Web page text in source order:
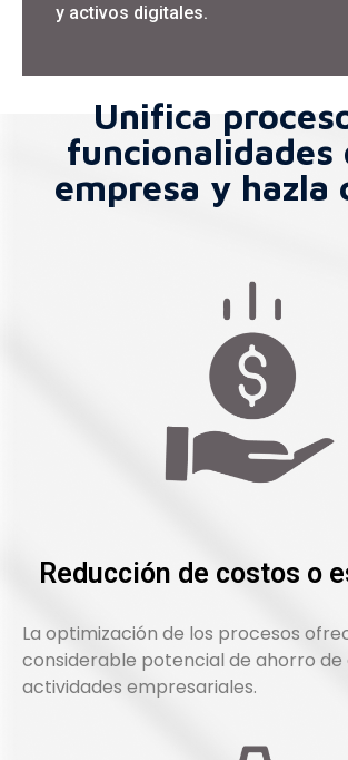
y activos digitales.
Unifica
funcionalidades
empresa y hazla
Reducción de costos o
La optimización de los procesos
considerable potencial de ahorro de
actividades empresariales.